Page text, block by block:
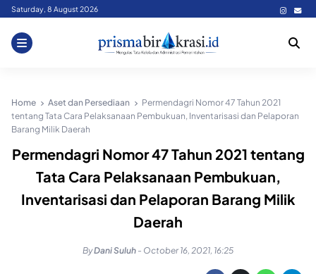
Skip
content
Saturday, 8 August 2026
Home Aset dan Persediaan
Permendagri Nomor 47 Tahun 2021
tentang Tata Cara Pelaksanaan Pembukuan, Inventarisasi dan Pelaporan
Barang Milik Daerah
Permendagri Nomor 47 Tahun 2021 tentang
Tata Cara Pelaksanaan Pembukuan,
Inventarisasi dan Pelaporan Barang Milik
Daerah
ByDani Suluh - October 16, 2021, 16:25